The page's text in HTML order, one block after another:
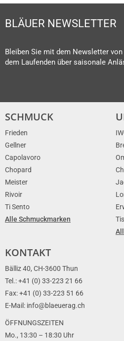
BLÄUER NEWSLETTER
Bleiben Sie mit dem Newsletter
dem Laufenden über saisonale
SCHMUCK
Frieden
Gellner
Capolavoro
Chopard
Meister
Rivoir
Ti Sento
Alle Schmuckmarken
KONTAKT
Bälliz 40, CH-3600 Thun
Tel.: +41 (0) 33-223 21 66
Fax: +41 (0) 33-223 51 66
E-Mail: info@blaeuerag.ch
ÖFFNUNGSZEITEN
Mo., 13:30 – 18:30 Uhr